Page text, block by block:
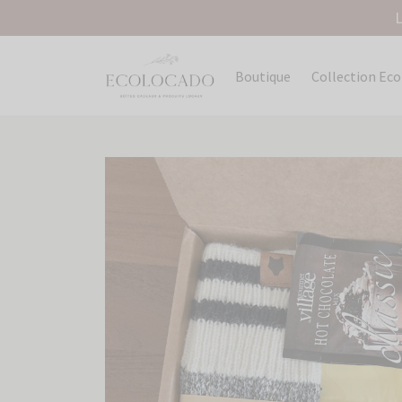
Boutique Collection